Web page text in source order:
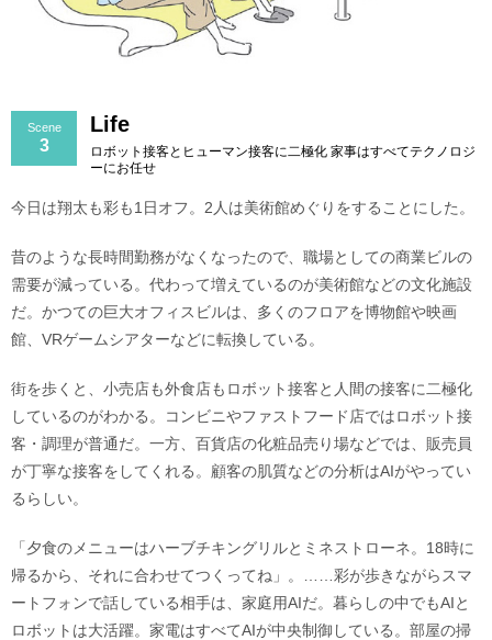
Scene
3
Life
ロボット接客とヒューマン接客に二極化 家事はすべてテクノロジ
ーにお任せ
今日は翔太も彩も1日オフ。2人は美術館めぐりをすることにした。
昔のような長時間勤務がなくなったので、職場としての商業ビルの
需要が減っている。代わって増えているのが美術館などの文化施設
だ。かつての巨大オフィスビルは、多くのフロアを博物館や映画
館、VRゲームシアターなどに転換している。
街を歩くと、小売店も外食店もロボット接客と人間の接客に二極化
しているのがわかる。コンビニやファストフード店ではロボット接
客・調理が普通だ。一方、百貨店の化粧品売り場などでは、販売員
が丁寧な接客をしてくれる。顧客の肌質などの分析はAIがやってい
るらしい。
「夕食のメニューはハーブチキングリルとミネストローネ。18時に
帰るから、それに合わせてつくってね」。……彩が歩きながらスマ
ートフォンで話している相手は、家庭用AIだ。暮らしの中でもAIと
ロボットは大活躍。家電はすべてAIが中央制御している。部屋の掃